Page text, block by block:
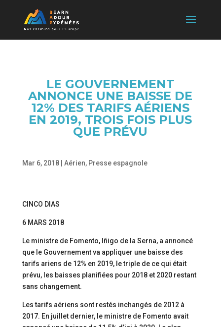
LE GOUVERNEMENT
ANNONCE UNE BAISSE DE
12% DES TARIFS AÉRIENS
EN 2019, TROIS FOIS PLUS
QUE PRÉVU
Mar 6, 2018| Aérien, Presse espagnole
CINCO DIAS
6 MARS 2018
Le ministre de Fomento, Iñigo de la Serna, a annoncé
que le Gouvernement va appliquer une baisse des
tarifs ariens de 12% en 2019, le triple de ce qui était
prévu, les baisses planifiées pour 2018 et 2020 restant
sans changement.
Les tarifs aériens sont restés inchangés de 2012 à
2017. En juillet dernier, le ministre de Fomento avait